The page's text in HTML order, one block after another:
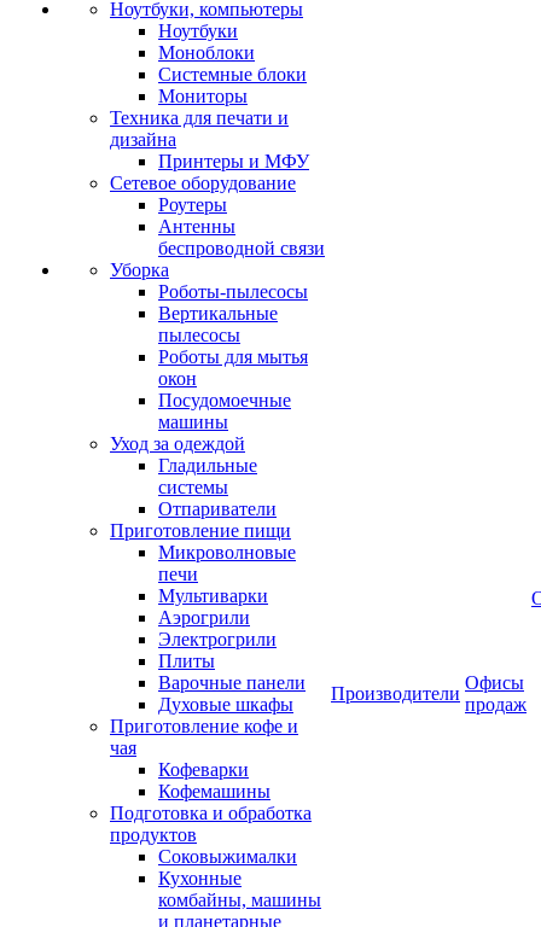
Ноутбуки, компьютеры
Ноутбуки
Моноблоки
Системные блоки
Мониторы
Техника для печати и
дизайна
Принтеры и МФУ
Сетевое оборудование
Роутеры
Антенны
беспроводной связи
Уборка
Роботы-пылесосы
Вертикальные
пылесосы
Роботы для мытья
окон
Посудомоечные
машины
Уход за одеждой
Гладильные
системы
Отпариватели
Приготовление пищи
Микроволновые
печи
Мультиварки
Аэрогрили
Электрогрили
Плиты
Варочные панели
Духовые шкафы
Приготовление кофе и
чая
Кофеварки
Кофемашины
Подготовка и обработка
продуктов
Соковыжималки
Кухонные
комбайны, машины
и планетарные
Производители
Офисы
продаж